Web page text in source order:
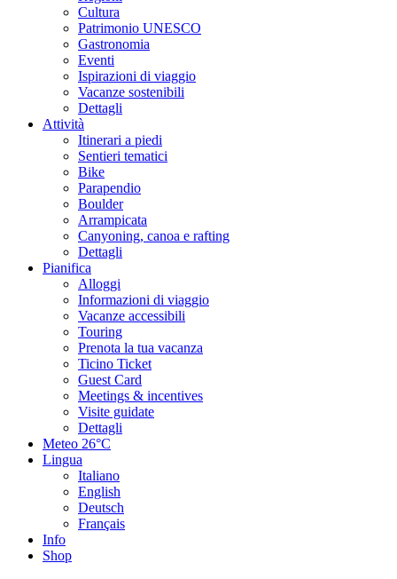
Cultura
Patrimonio UNESCO
Gastronomia
Eventi
Ispirazioni di viaggio
Vacanze sostenibili
Dettagli
Attività
Itinerari a piedi
Sentieri tematici
Bike
Parapendio
Boulder
Arrampicata
Canyoning, canoa e rafting
Dettagli
Pianifica
Alloggi
Informazioni di viaggio
Vacanze accessibili
Touring
Prenota la tua vacanza
Ticino Ticket
Guest Card
Meetings & incentives
Visite guidate
Dettagli
Meteo 26°C
Lingua
Italiano
English
Deutsch
Français
Info
Shop